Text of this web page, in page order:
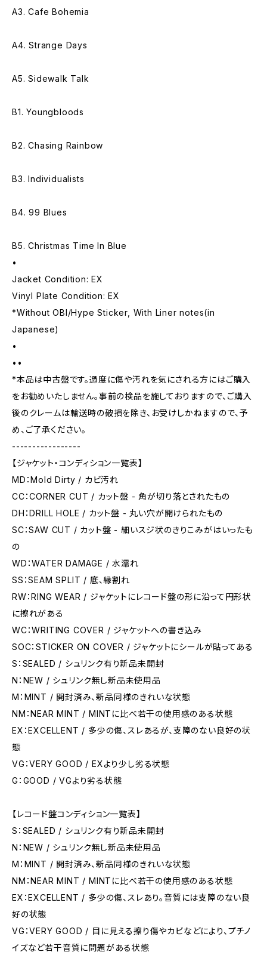
A3. Cafe Bohemia
A4. Strange Days
A5. Sidewalk Talk
B1. Youngbloods
B2. Chasing Rainbow
B3. Individualists
B4. 99 Blues
B5. Christmas Time In Blue
•
Jacket Condition: EX
Vinyl Plate Condition: EX
*Without OBI/Hype Sticker, With Liner notes(in
Japanese)
•
••
*本品は中古盤です。過度に傷や汚れを気にされる方にはご購入
をお勧めいたしません。事前の検品を施しておりますので、ご購入
後のクレームは輸送時の破損を除き、お受けしかねますので、予
め、ご了承ください。
-----------------
【ジャケット・コンディション一覧表】
MD：Mold Dirty / カビ汚れ
CC：CORNER CUT / カット盤 - 角が切り落とされたもの
DH：DRILL HOLE / カット盤 - 丸い穴が開けられたもの
SC：SAW CUT / カット盤 - 細いスジ状のきりこみがはいったも
の
WD：WATER DAMAGE / 水濡れ
SS：SEAM SPLIT / 底、縁割れ
RW：RING WEAR / ジャケットにレコード盤の形に沿って円形状
に擦れがある
WC：WRITING COVER / ジャケットへの書き込み
SOC：STICKER ON COVER / ジャケットにシールが貼ってある
S：SEALED / シュリンク有り新品未開封
N：NEW / シュリンク無し新品未使用品
M：MINT / 開封済み、新品同様のきれいな状態
NM：NEAR MINT / MINTに比べ若干の使用感のある状態
EX：EXCELLENT / 多少の傷、スレあるが、支障のない良好の状
態
VG：VERY GOOD / EXより少し劣る状態
G：GOOD / VGより劣る状態
【レコード盤コンディション一覧表】
S：SEALED / シュリンク有り新品未開封
N：NEW / シュリンク無し新品未使用品
M：MINT / 開封済み、新品同様のきれいな状態
NM：NEAR MINT / MINTに比べ若干の使用感のある状態
EX：EXCELLENT / 多少の傷、スレあり。音質には支障のない良
好の状態
VG：VERY GOOD / 目に見える擦り傷やカビなどにより、プチノ
イズなど若干音質に問題がある状態